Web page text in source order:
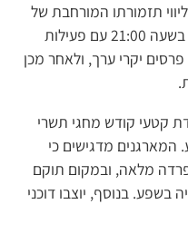
תזמורתו המורחבת של
המאסטרו דני אבידני. השמחה תחל בשעה 21:00 עם פעילות
יקרי ערך, ולאחר מכן
קטעי קודש מחגי תשרי
המארגנים מדגישים כי
מלאה, ובמקום תוקם
בשפע. בנוסף, יוצבו דוכני